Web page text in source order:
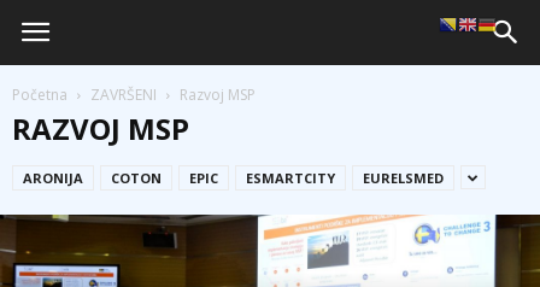
Početna ZAVRŠENI Razvoj MSP
RAZVOJ MSP
ARONIJA COTON EPIC ESMARTCITY EURELSMED